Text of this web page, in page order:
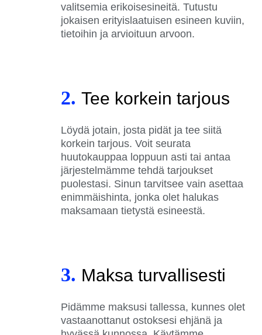
valitsemia erikoisesineitä. Tutustu
jokaisen erityislaatuisen esineen kuviin,
tietoihin ja arvioituun arvoon.
2. Tee korkein tarjous
Löydä jotain, josta pidät ja tee siitä
korkein tarjous. Voit seurata
huutokauppaa loppuun asti tai antaa
järjestelmämme tehdä tarjoukset
puolestasi. Sinun tarvitsee vain asettaa
enimmäishinta, jonka olet halukas
maksamaan tietystä esineestä.
3. Maksa turvallisesti
Pidämme maksusi tallessa, kunnes olet
vastaanottanut ostoksesi ehjänä ja